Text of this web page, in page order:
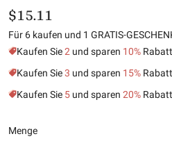
$15.11
Für 6 kaufen und 1 GRATIS-
Kaufen Sie2 und sparen 10% Rabatt
Kaufen Sie3 und sparen 15% Rabatt
Kaufen Sie 5 und sparen 20% Rabatt
Menge